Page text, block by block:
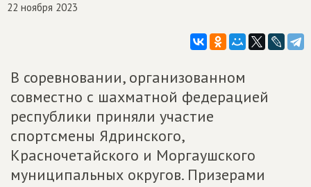
22 ноября 2023
В соревновании, организованном
совместно с шахматной федерацией
республики приняли участие
спортсмены Ядринского,
Красночетайского и Моргаушского
муниципальных округов. Призерами